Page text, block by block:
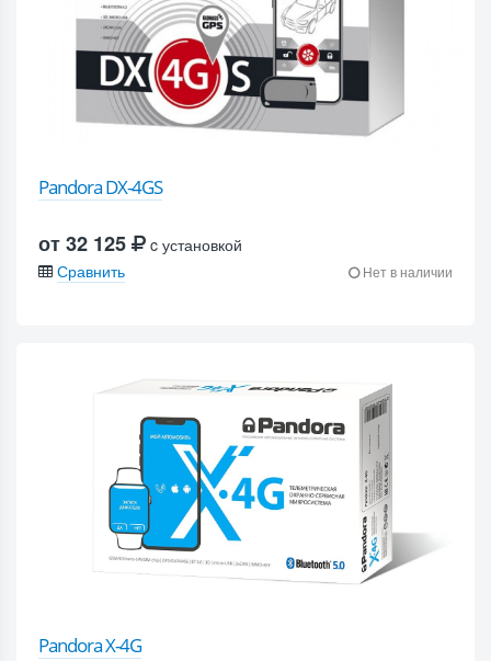
Pandora DX-4GS
от 32 125
c установкой
Сравнить
Нет в наличии
Pandora X-4G